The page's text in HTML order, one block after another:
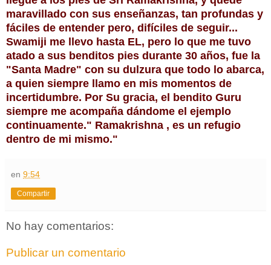
maravillado con sus enseñanzas, tan profundas y
fáciles de entender pero, difíciles de seguir...
Swamiji me llevo hasta EL, pero lo que me tuvo
atado a sus benditos pies durante 30 años, fue la
"Santa Madre" con su dulzura que todo lo abarca,
a quien siempre llamo en mis momentos de
incertidumbre. Por Su gracia, el bendito Guru
siempre me acompaña dándome el ejemplo
continuamente." Ramakrishna , es un refugio
dentro de mi mismo."
en 9:54
Compartir
No hay comentarios:
Publicar un comentario